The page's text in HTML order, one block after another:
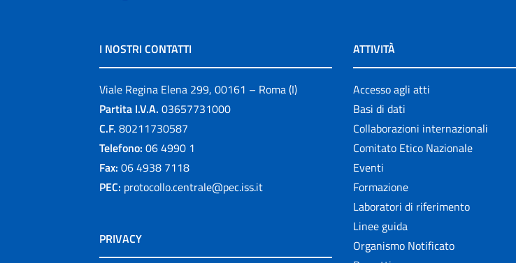
I NOSTRI CONTATTI
Viale Regina Elena 299, 00161 – Roma (I)
Partita I.V.A. 03657731000
C.F. 80211730587
Telefono: 06 4990 1
Fax: 06 4938 7118
PEC: protocollo.centrale@pec.iss.it
PRIVACY
ATTIVITÀ
Accesso agli atti
Basi di dati
Collaborazioni internazionali
Comitato Etico Nazionale
Eventi
Formazione
Laboratori di riferimento
Linee guida
Organismo Notificato